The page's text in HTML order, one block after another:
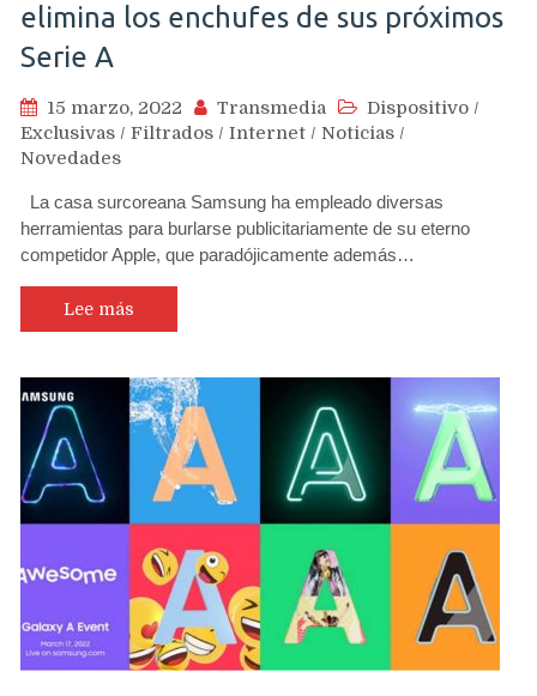
elimina los enchufes de sus próximos
Serie A
15 marzo, 2022 Transmedia Dispositivo /
Exclusivas / Filtrados / Internet / Noticias /
Novedades
La casa surcoreana Samsung ha empleado diversas
herramientas para burlarse publicitariamente de su eterno
competidor Apple, que paradójicamente además…
Lee más